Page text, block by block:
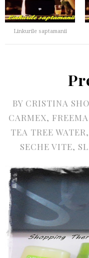
Linkurile saptamanii
BY CRISTINA
CARMEX,
TEA TREE WATER,
SECHE VITE,